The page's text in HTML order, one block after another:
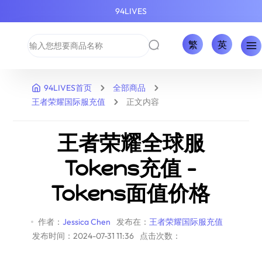
94LIVES
繁 英
94LIVES首页
全部商品
王者荣耀国际服充值
正文内容
王者荣耀全球服
Tokens充值 -
Tokens面值价格
作者： Jessica Chen 发布在： 王者荣耀国际服充值
发布时间：2024-07-31 11:36
点击次数：